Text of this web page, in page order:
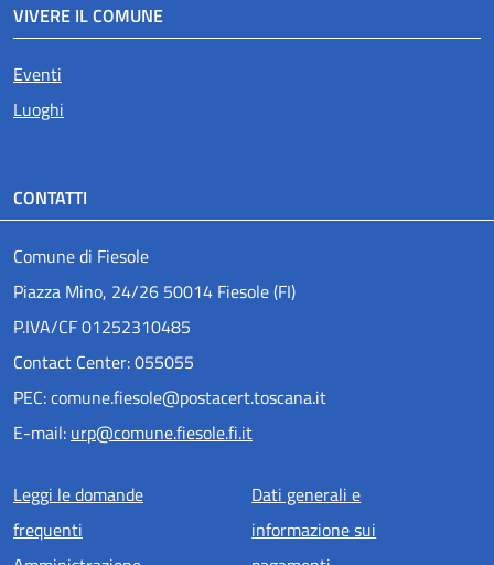
VIVERE IL COMUNE
Eventi
Luoghi
CONTATTI
Comune di Fiesole
Piazza Mino, 24/26 50014 Fiesole (FI)
P.IVA/CF 01252310485
Contact Center: 055055
PEC: comune.fiesole@postacert.toscana.it
E-mail: urp@comune.fiesole.fi.it
Menu piè di pagina
Leggi le domande
frequenti
Dati generali e
informazione sui